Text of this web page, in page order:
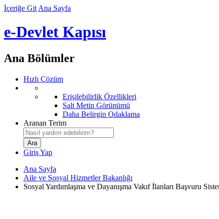
İçeriğe Git Ana Sayfa
e-Devlet Kapısı
Ana Bölümler
Hızlı Çözüm
Erişilebilirlik Özellikleri
Salt Metin Görünümü
Daha Belirgin Odaklama
Aranan Terim
Giriş Yap
Ana Sayfa
Aile ve Sosyal Hizmetler Bakanlığı
Sosyal Yardımlaşma ve Dayanışma Vakıf İlanları Başvuru